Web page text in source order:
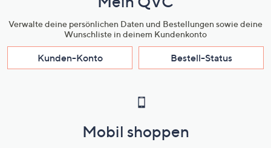
Verwalte deine persönlichen Daten und Bestellungen sowie deine
Wunschliste in deinem Kundenkonto
Kunden-Konto Bestell-Status
Mobil shoppen